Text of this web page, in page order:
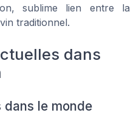
sublime lien entre la
traditionnel.
dans
dans le monde